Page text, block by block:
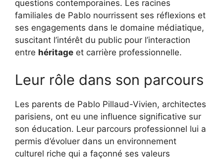
questions contemporaines. Les racines
familiales de Pablo nourrissent ses réflexions et
ses engagements dans le domaine médiatique,
suscitant l’intérêt du public pour l’interaction
entre héritage et carrière professionnelle.
Leur rôle dans son parcours
Les parents de Pablo Pillaud-Vivien, architectes
parisiens, ont eu une influence significative sur
son éducation. Leur parcours professionnel lui a
permis d’évoluer dans un environnement
culturel riche qui a façonné ses valeurs